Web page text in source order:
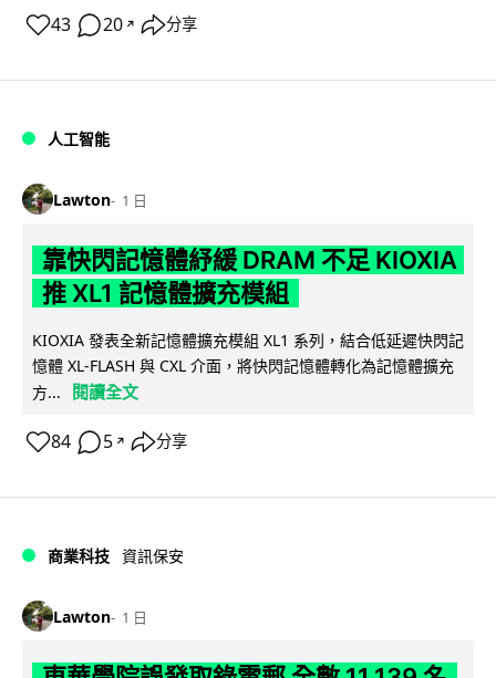
43 20 ↗ 分享
人工智能
Lawton 1 日
靠快閃記憶體紓緩 DRAM 不足 KIOXIA
推 XL1 記憶體擴充模組
KIOXIA 發表全新記憶體擴充模組 XL1 系列，結合低延遲快閃記
憶體 XL-FLASH 與 CXL 介面，將快閃記憶體轉化為記憶體擴充
方...
閱讀全文
84 5 ↗ 分享
商業科技 資訊保安
Lawton 1 日